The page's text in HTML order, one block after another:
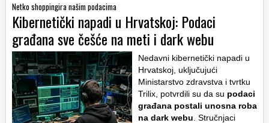
Netko shoppingira našim podacima
Kibernetički napadi u Hrvatskoj: Podaci
građana sve češće na meti i dark webu
Nedavni kibernetički napadi u
Hrvatskoj, uključujući
Ministarstvo zdravstva i tvrtku
Trilix, potvrdili su da su podaci
građana postali unosna roba
na dark webu . Stručnjaci